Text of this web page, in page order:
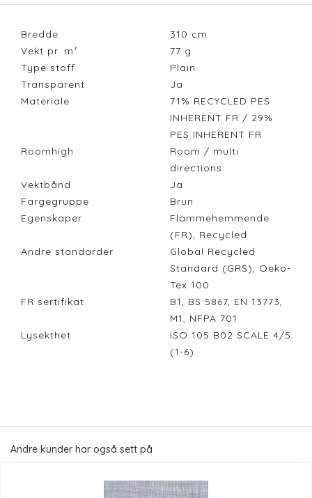
Bredde 310 cm
Vekt pr. m²
77 g
Type stoff
Plain
Transparent
Ja
Materiale
71% RECYCLED PES
INHERENT FR / 29%
PES INHERENT FR
Roomhigh
Room / multi
directions
Vektbånd
Ja
Fargegruppe
Brun
Egenskaper
Flammehemmende
(FR), Recycled
Andre standarder
Global Recycled
Standard (GRS), Oeko-
Tex 100
FR sertifikat
B1, BS 5867, EN 13773,
M1, NFPA 701
Lysekthet
ISO 105 B02 SCALE 4/5
(1-6)
Andre kunder har også sett på